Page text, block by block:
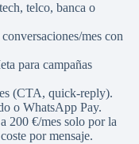
telco, banca o
mes con
para campañas
(CTA, quick-reply).
o WhatsApp Pay.
200 €/mes solo por la
por mensaje.